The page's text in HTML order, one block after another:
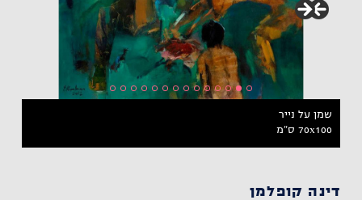
שמן על נייר
70x100 ס"מ
דינה קופלמן